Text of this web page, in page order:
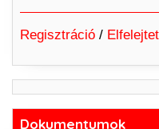
Regisztráció/
Dokumentumok